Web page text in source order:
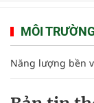
MÔI
Năng lượng bền